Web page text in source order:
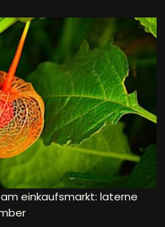
einkaufsmarkt: laterne